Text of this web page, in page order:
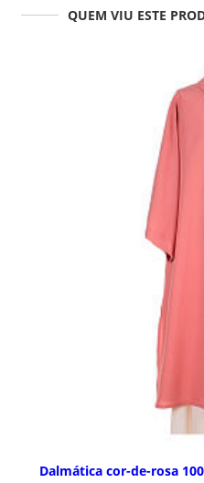
QUEM VIU ESTE
Dalmática cor-de-rosa